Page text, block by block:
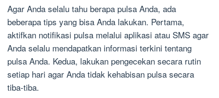
Agar Anda selalu tahu berapa pulsa Anda, ada
beberapa tips yang bisa Anda lakukan. Pertama,
aktifkan notifikasi pulsa melalui aplikasi atau SMS agar
Anda selalu mendapatkan informasi terkini tentang
pulsa Anda. Kedua, lakukan pengecekan secara rutin
setiap hari agar Anda tidak kehabisan pulsa secara
tiba-tiba.